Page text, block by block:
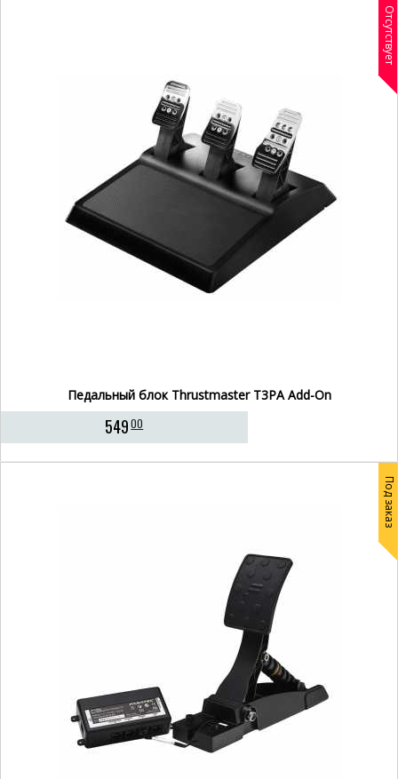
Отсутствует
Педальный блок Thrustmaster T3PA Add-On
54900
Под заказ